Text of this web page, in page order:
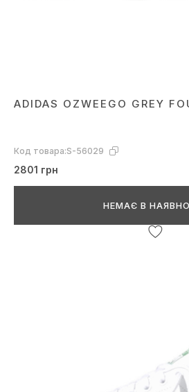
ADIDAS OZWEEGO GREY
Код товара:S-56029
2801 грн
НЕМАЄ В